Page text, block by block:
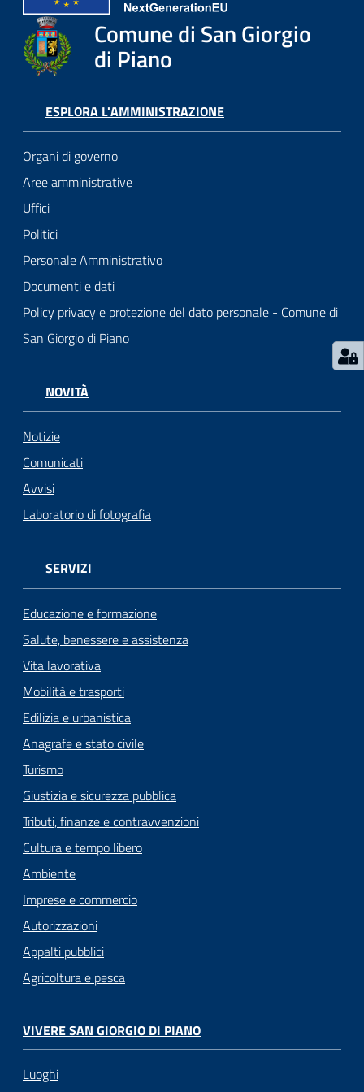
o
n
e
Tutti
gli
argomenti...
Seguici
Comune di San Giorgio
di Piano
ESPLORA L'AMMINISTRAZIONE
Organi di governo
Aree amministrative
Uffici
Politici
Personale Amministrativo
Documenti e dati
Policy privacy e protezione del dato personale - Comune di
San Giorgio di Piano
NOVITÀ
Notizie
Comunicati
Avvisi
Laboratorio di fotografia
SERVIZI
Educazione e formazione
Salute, benessere e assistenza
Vita lavorativa
Mobilità e trasporti
Edilizia e urbanistica
Anagrafe e stato civile
Turismo
Giustizia e sicurezza pubblica
Tributi, finanze e contravvenzioni
Cultura e tempo libero
Ambiente
Imprese e commercio
Autorizzazioni
Appalti pubblici
Agricoltura e pesca
VIVERE SAN GIORGIO DI PIANO
Luoghi